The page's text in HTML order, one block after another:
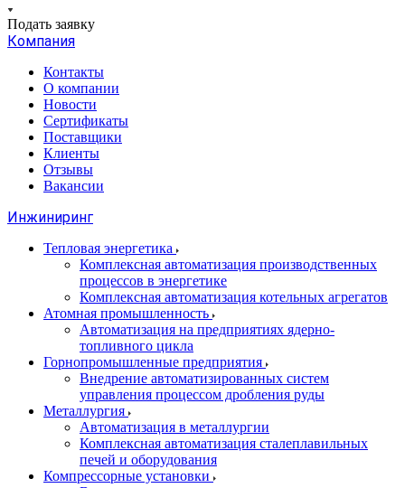
Подать заявку
Компания
Контакты
О компании
Новости
Сертификаты
Поставщики
Клиенты
Отзывы
Вакансии
Инжиниринг
Тепловая энергетика
Комплексная автоматизация производственных
процессов в энергетике
Комплексная автоматизация котельных агрегатов
Атомная промышленность
Автоматизация на предприятиях ядерно-
топливного цикла
Горнопромышленные предприятия
Внедрение автоматизированных систем
управления процессом дробления руды
Металлургия
Автоматизация в металлургии
Комплексная автоматизация сталеплавильных
печей и оборудования
Компрессорные установки